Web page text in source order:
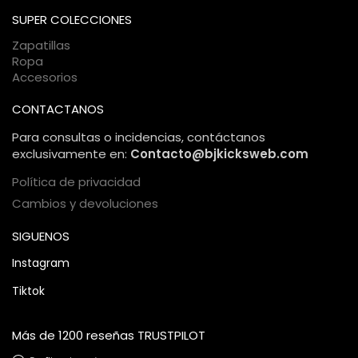
comercio electrónico, garantizando una compra 100%
SUPER COLECCIONES
Zapatillas
Ropa
Accesorios
CONTACTANOS
Para consultas o incidencias, contáctanos
exclusivamente en: Contacto@bjkicksweb.com
Política de privacidad
Cambios y devoluciones
SIGUENOS
Instagram
Tiktok
Más de 1200 reseñas TRUSTPILOT